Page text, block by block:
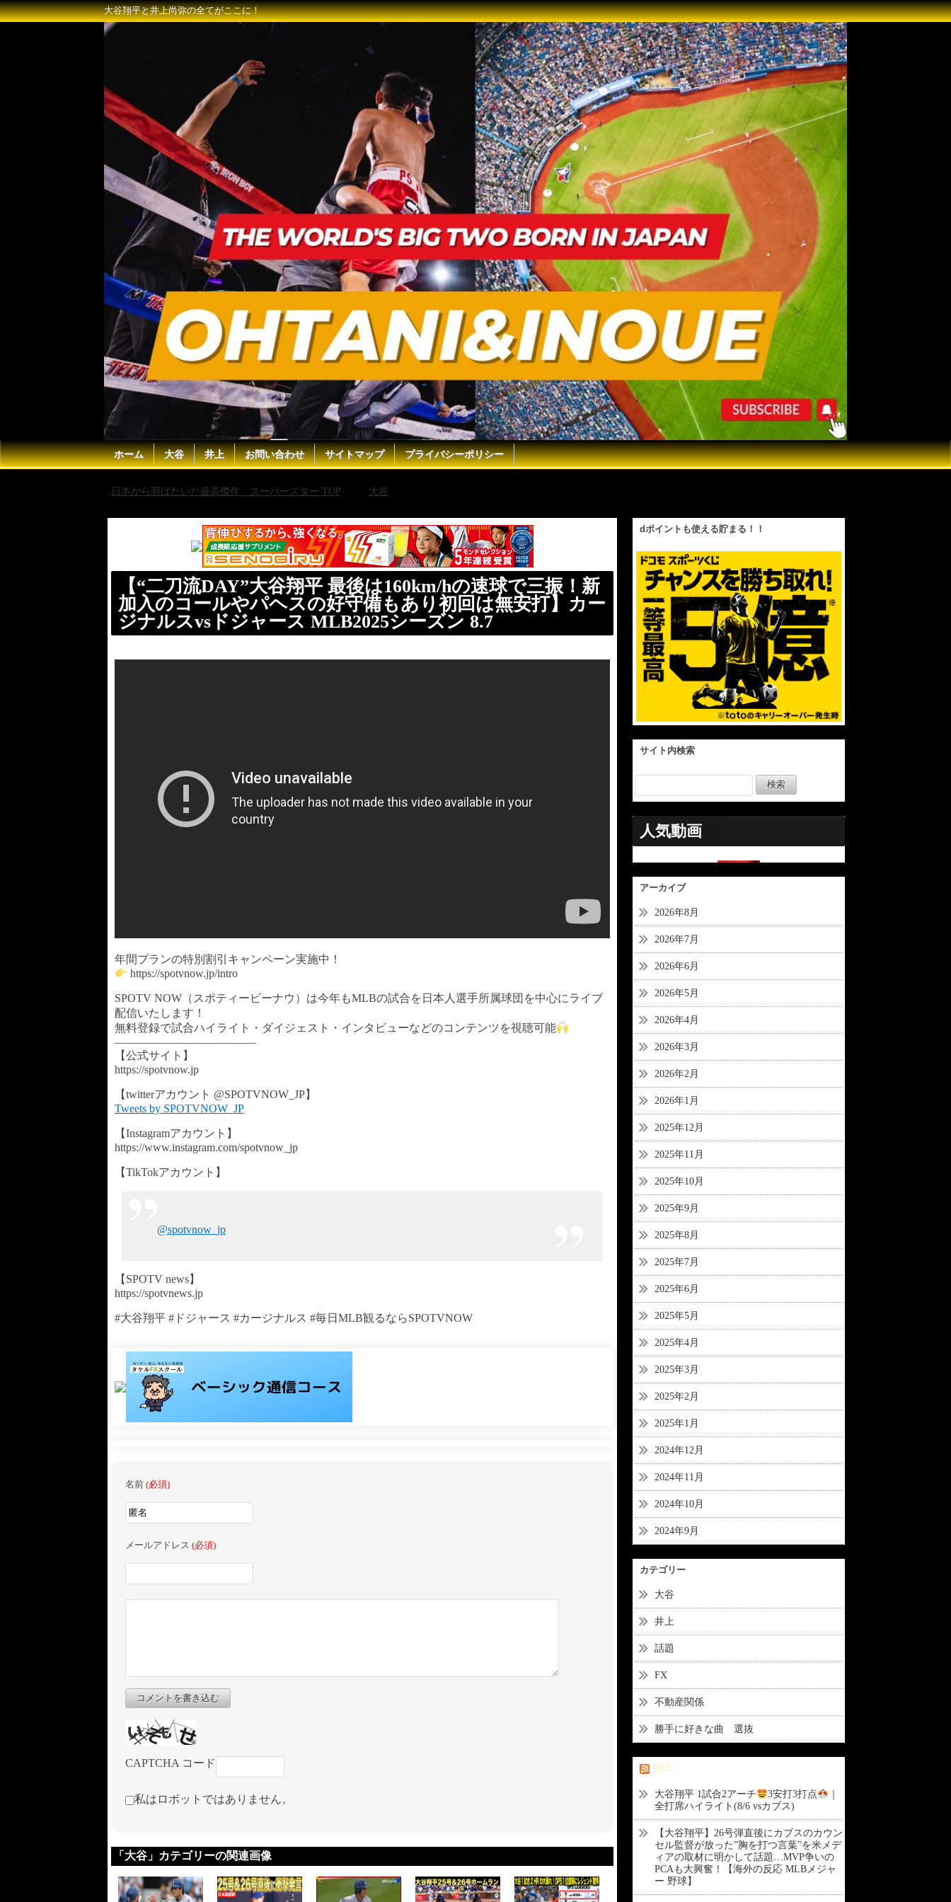
大谷翔平と井上尚弥の全てがここに！
ホーム 大谷 井上 お問い合わせ サイトマップ プライバシーポリシー
日本から羽ばたいた最高傑作 スーパースター TOP 大谷
【“二刀流DAY”大谷翔平 最後は160km/hの速球で三振！新
加入のコールやパヘスの好守備もあり初回は無安打】カー
ジナルスvsドジャース MLB2025シーズン 8.7
年間プランの特別割引キャンペーン実施中！
https://spotvnow.jp/intro
SPOTV NOW（スポティービーナウ）は今年もMLBの試合を日本人選手所属球団を中心にライブ
配信いたします！
無料登録で試合ハイライト・ダイジェスト・インタビューなどのコンテンツを視聴可能
————————————–
【公式サイト】
https://spotvnow.jp​​​​​​​​​​
【twitterアカウント @SPOTVNOW_JP】
Tweets by SPOTVNOW_JP
【Instagramアカウント】
https://www.instagram.com/spotvnow_jp
【TikTokアカウント】
@spotvnow_jp
【SPOTV news】
https://spotvnews.jp
#大谷翔平 #ドジャース #カージナルス #毎日MLB観るならSPOTVNOW
名前 (必須)
メールアドレス (必須)
コメントを書き込む
CAPTCHA コード
私はロボットではありません。
「大谷」カテゴリーの関連画像
dポイントも使える貯まる！！
サイト内検索
人気動画
アーカイブ
2026年8月
2026年7月
2026年6月
2026年5月
2026年4月
2026年3月
2026年2月
2026年1月
2025年12月
2025年11月
2025年10月
2025年9月
2025年8月
2025年7月
2025年6月
2025年5月
2025年4月
2025年3月
2025年2月
2025年1月
2024年12月
2024年11月
2024年10月
2024年9月
カテゴリー
大谷
井上
話題
FX
不動産関係
勝手に好きな曲 選抜
RSS
大谷翔平 1試合2アーチ 3安打3打点
全打席ハイライト(8/6 vsカブス)
【大谷翔平】26号弾直後にカブスのカウン
セル監督が放った”胸を打つ言葉”を米メデ
ィアの取材に明かして話題…MVP争いの
PCAも大興奮！【海外の反応 MLBメジャ
ー 野球】